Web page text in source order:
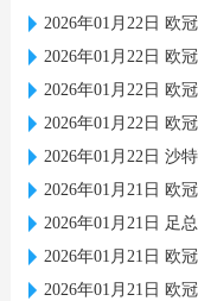
2026年01月22日 欧冠
2026年01月22日 欧冠联赛
2026年01月22日 欧冠
2026年01月22日 欧冠联赛
2026年01月22日 沙特
2026年01月21日 欧冠联赛
2026年01月21日 足总
2026年01月21日 欧冠联
2026年01月21日 欧冠联赛